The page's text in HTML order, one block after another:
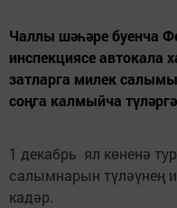
Чаллы шәһәре буенча
инспекциясе автокала
затларга милек
соңга калмыйча
1 декабрь ял көненә
салымнарын түләүнең
кадәр.